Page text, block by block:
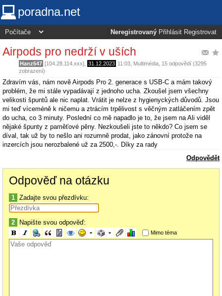
poradna.net
Neregistrovaný Přihlásit Registrovat
Airpods pro nedrží v uších
Hanz647 [104.28.114.xxx], 31.12.2023 11:03 Multimédia , 15 odpovědí (3295
zobrazení)
Zdravím vás, nám nově Airpods Pro 2. generace s USB-C a mám takový
problém, že mi stále vypadávají z jednoho ucha. Zkoušel jsem všechny
velikosti špuntů ale nic naplat. Vrátit je nelze z hygienyckých důvodů. Jsou
mi teď víceméně k ničemu a ztrácím trpělivost s věčným zatláčením zpět
do ucha, co 3 minuty. Poslední co mě napadlo je to, že jsem na Ali viděl
nějaké špunty z paměťové pěny. Nezkoušeli jste to někdo? Co jsem se
díval, tak už by to nešlo ani rozumně prodat, jako zánovní protože na
inzercích jsou nerozbalené už za 2500,-. Díky za rady
Odpovědět
Odpověď na otázku
1 Zadajte svou přezdívku:
2 Napište svou odpověď:
Mimo téma